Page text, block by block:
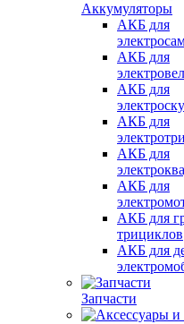
Аккумуляторы
АКБ для
АКБ для
АКБ для
АКБ для
АКБ для
АКБ для
АКБ для
трициклов
АКБ для
Запчасти